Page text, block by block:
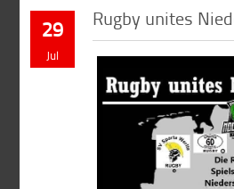
29
Jul
Rugby unites